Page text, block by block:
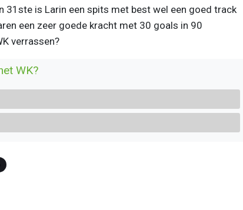
31ste is Larin een spits met best wel een goed track
een zeer goede kracht met 30 goals in 90
verrassen?
WK?